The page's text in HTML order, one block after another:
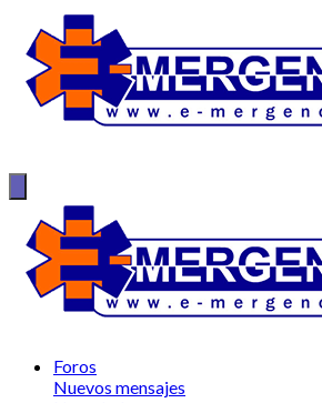
Foros
Nuevos mensajes